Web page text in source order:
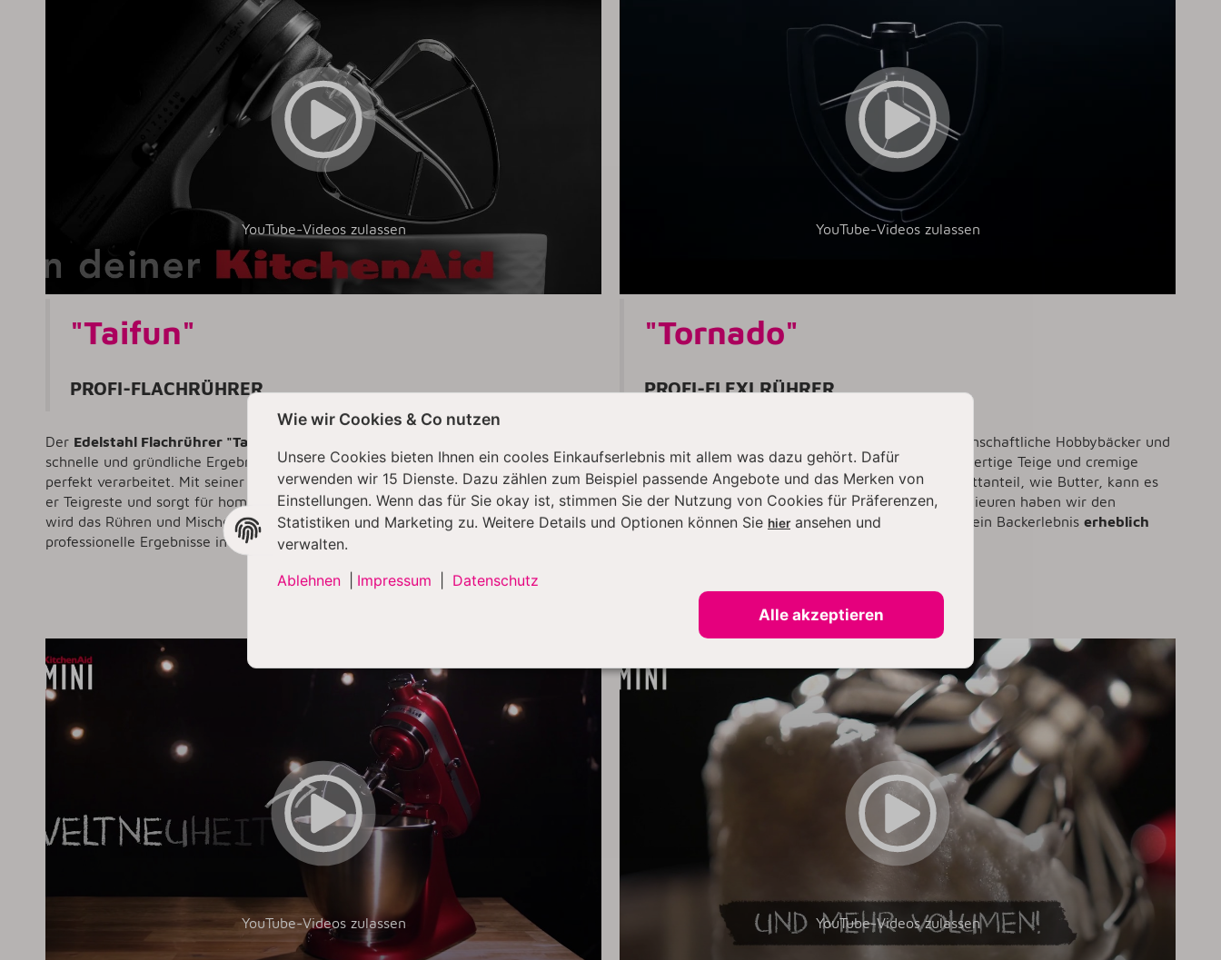
YouTube-Videos zulassen
"Taifun"
PROFI-FLACHRÜHRER
Der Edelstahl Flachrührer "Taifun"
schnelle und gründliche Ergebnisse durch sein optimiertes Design, das die Zutaten
perfekt verarbeitet. Mit seiner präzisen Passform und dem scharfen Profil minimiert
er Teigreste und sorgt für homogene, luftige Teige – ganz ohne Nacharbeiten. So
wird das Rühren und Mischen zum
Kinderspiel , und du erzielst mühelos
professionelle Ergebnisse in der Küche.
YouTube-Videos zulassen
"Tornado"
PROFI-FLEXI RÜHRER
ist ein essentielles Utensil für leidenschaftliche Hobbybäcker und
Küchenenthusiasten, die mit ihrerKitchenAid
hochwertige Teige und cremige
Speisen kreieren. Gerade bei Rezepten mit hohem Fettanteil, wie Butter, kann es
knifflig werden. Doch zusammen mit deutschen Ingenieuren haben wir den
innovativen Flexi-Rührer"Tornado" entwickelt, der dein Backerlebnis erheblich
YouTube-Videos zulassen YouTube-Videos zulassen
Wie wir Cookies & Co nutzen
Unsere Cookies bieten Ihnen ein cooles Einkaufserlebnis mit allem was dazu gehört. Dafür
verwenden wir 15 Dienste. Dazu zählen zum Beispiel passende Angebote und das Merken von
Einstellungen. Wenn das für Sie okay ist, stimmen Sie der Nutzung von Cookies für Präferenzen,
Statistiken und Marketing zu. Weitere Details und Optionen können Sie hier ansehen und
verwalten.
Ablehnen
Impressum
Datenschutz
Alle akzeptieren